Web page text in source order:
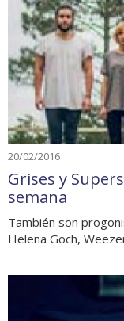
20/02/2016
Grises y
semana
También son
Helena Goch,